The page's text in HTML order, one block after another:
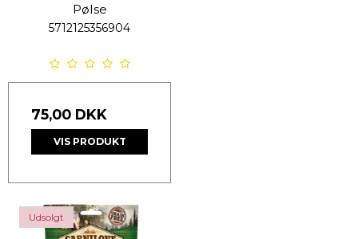
Pølse
5712125356904
75,00 DKK
VIS PRODUKT
Udsolgt